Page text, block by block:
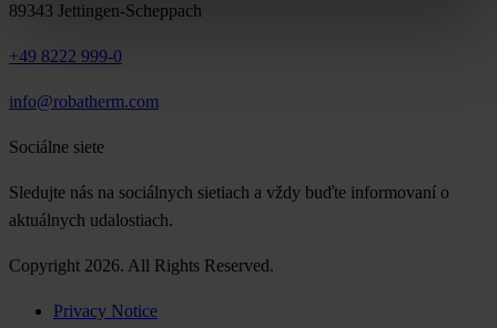
89343 Jettingen-Scheppach
+49 8222 999-0
info@robatherm.com
Sociálne siete
Sledujte nás na sociálnych sietiach a vždy buďte informovaní o
aktuálnych udalostiach.
Copyright 2026. All Rights Reserved.
Privacy Notice